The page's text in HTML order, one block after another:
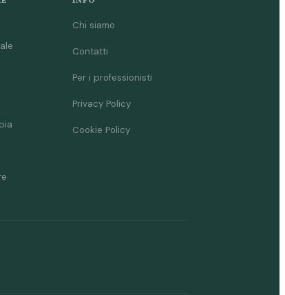
Chi siamo
Contatti
Per i professionisti
Privacy Policy
Cookie Policy